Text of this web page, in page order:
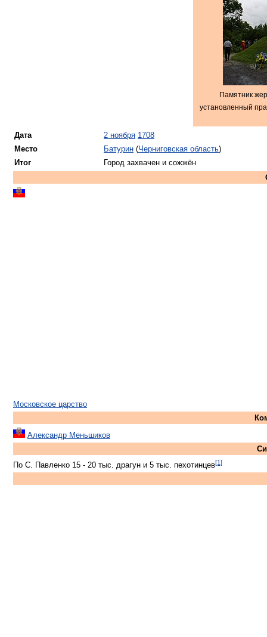
Памятник
установленный
Дата 2 ноября 1708
Место
Батурин (Черниговская область)
Итог
Город захвачен и сожжён
Московское царство
Александр Меньшиков
По С. Павленко 15 - 20 тыс. драгун и 5 тыс. пехотинцев[1]